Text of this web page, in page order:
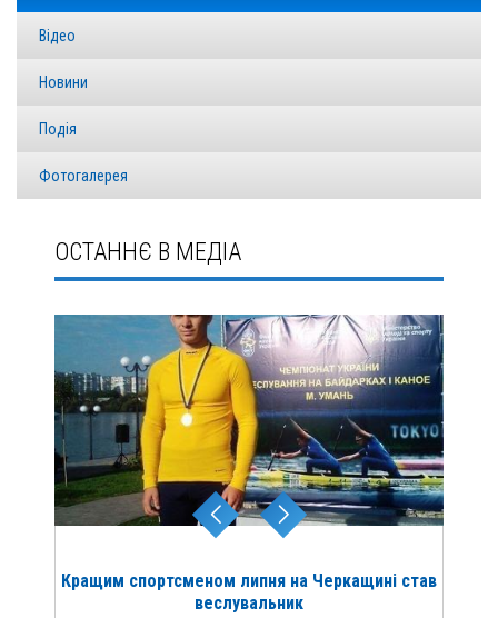
Відео
Новини
Подія
Фотогалерея
ОСТАННЄ В МЕДІА
Кращим спортсменом липня на Черкащині став
веслувальник